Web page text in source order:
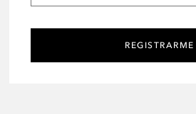
REGISTRARME